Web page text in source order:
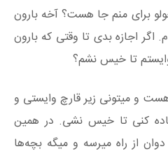
برای منم جا هست؟ آخه بارون
اجازه بدی تا وقتی که بارون
وایستم تا خیس نشم؟
و میتونی زیر قارچ وایستی و
کنی تا خیس نشی. در همین
از راه میرسه و میگه بچه‌ها